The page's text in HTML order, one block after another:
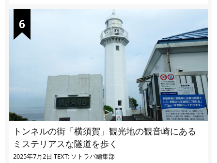
トンネルの街「横須賀」観光地の観音崎にある
ミステリアスな隧道を歩く
2025年7月2日 TEXT: ソトラバ編集部